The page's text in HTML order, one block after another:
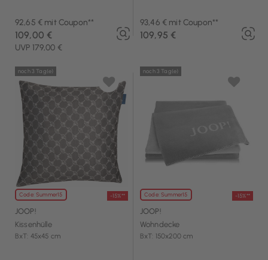
92,65 € mit Coupon**
UVP 179,00 €
109,00 €
93,46 € mit Coupon**
109,95 €
Code: Summer15 -15%**
noch 3 Tag(e)
JOOP!
Kissenhülle
BxT: 45x45 cm
Code: Summer15 -15%**
noch 3 Tag(e)
JOOP!
Wohndecke
BxT: 150x200 cm